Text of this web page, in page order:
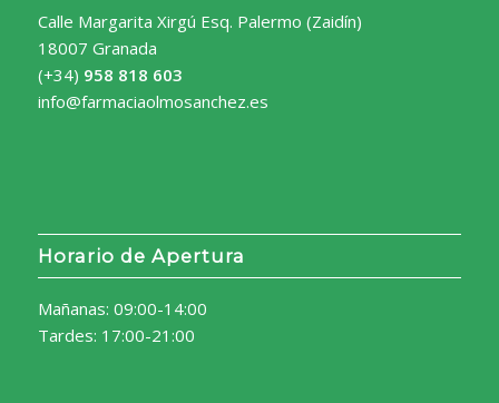
Calle Margarita Xirgú Esq. Palermo (Zaidín)
18007 Granada
(+34) 958 818 603
info@farmaciaolmosanchez.es
Horario de Apertura
Mañanas: 09:00-14:00
Tardes: 17:00-21:00